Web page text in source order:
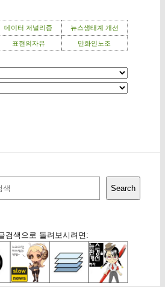
데이터 저널리즘 뉴스생태계 개선
표현의자유 만화인노조
Search
검색으로 돌려보시려면: